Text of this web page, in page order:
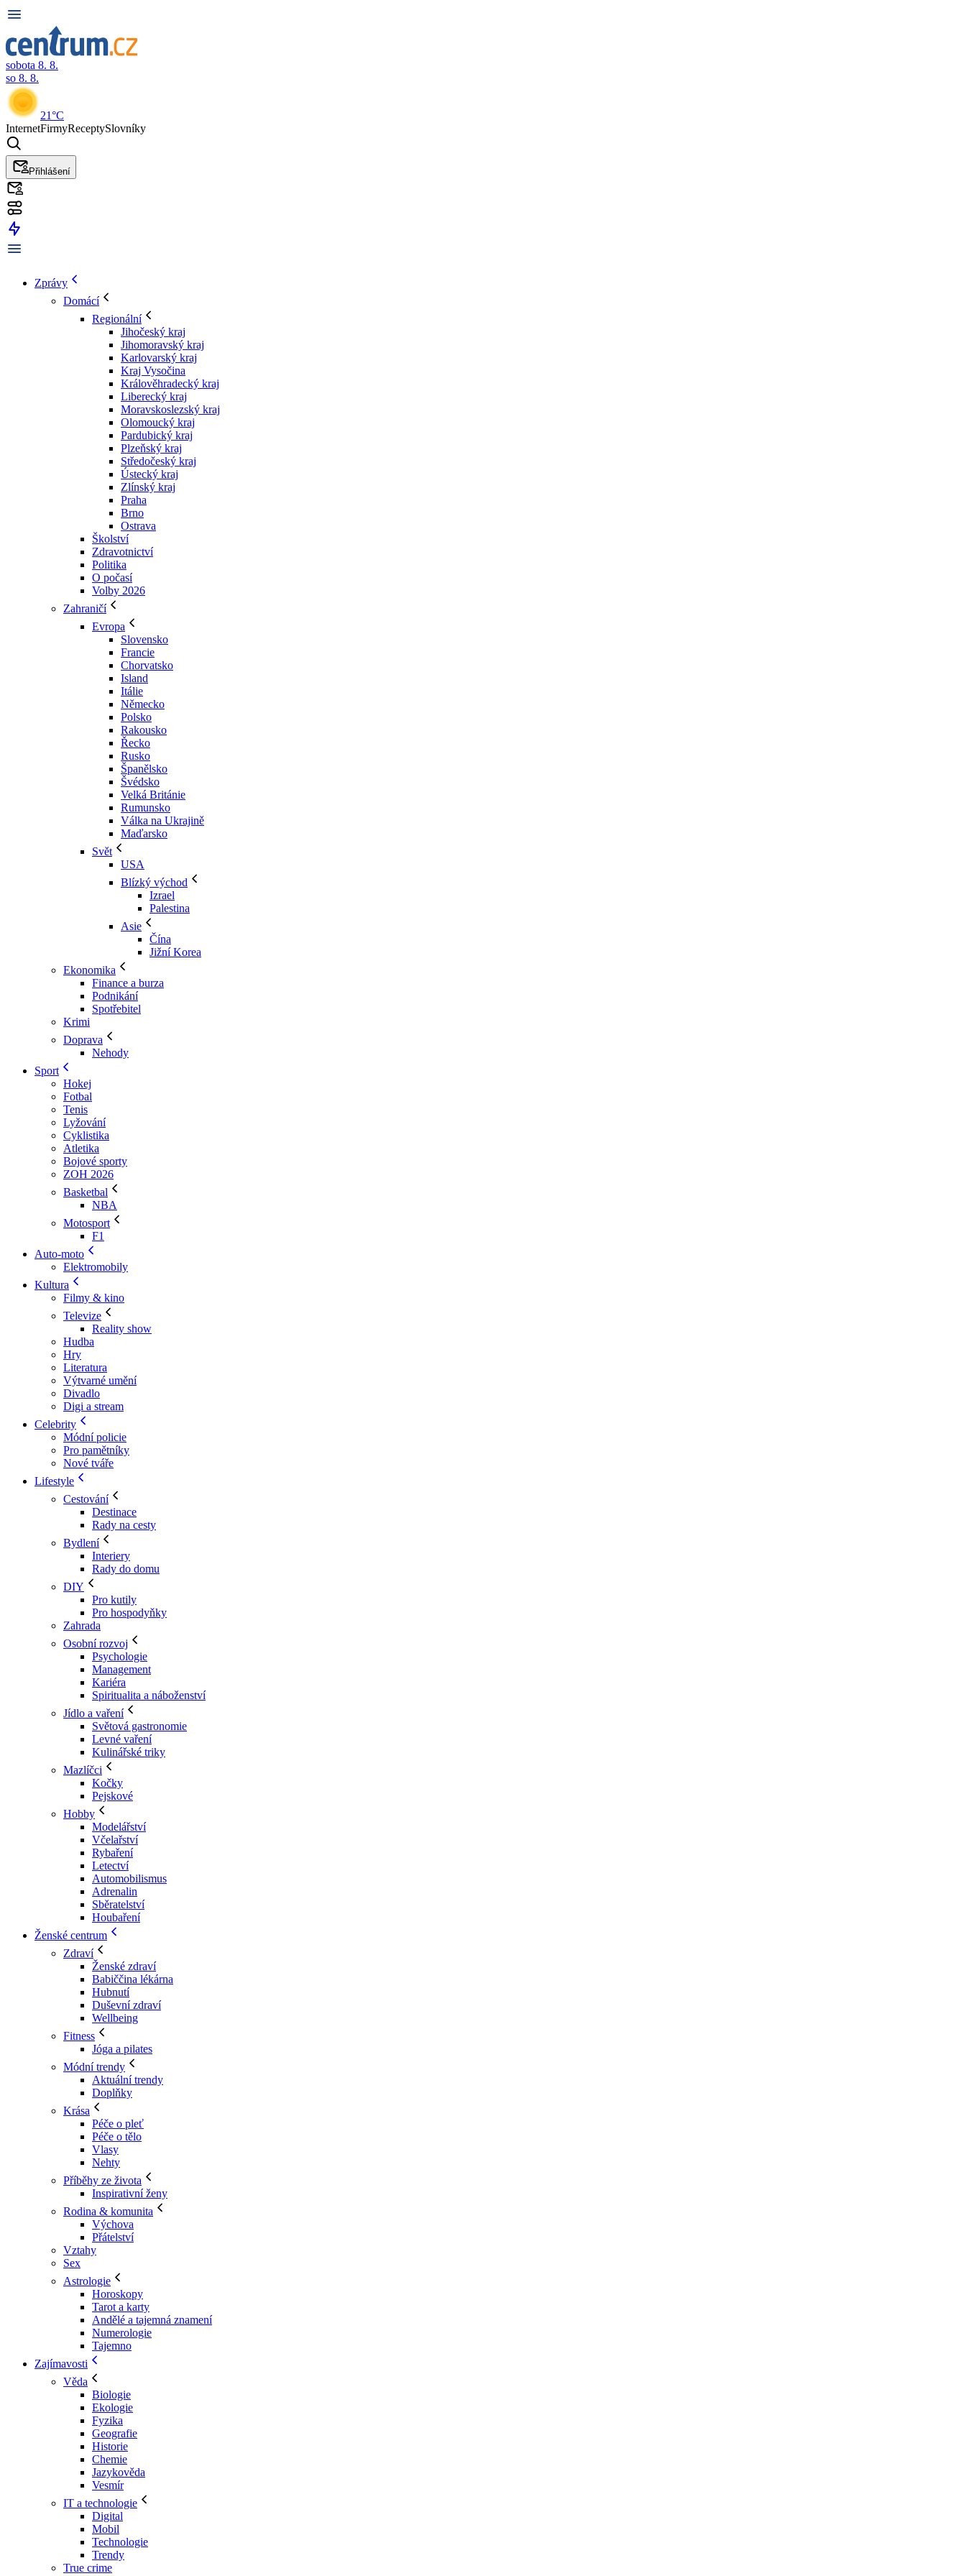
sobota 8. 8.
so 8. 8.
21°C
InternetFirmyReceptySlovníky
Přihlášení
Zprávy
Domácí
Regionální
Jihočeský kraj
Jihomoravský kraj
Karlovarský kraj
Kraj Vysočina
Králověhradecký kraj
Liberecký kraj
Moravskoslezský kraj
Olomoucký kraj
Pardubický kraj
Plzeňský kraj
Středočeský kraj
Ústecký kraj
Zlínský kraj
Praha
Brno
Ostrava
Školství
Zdravotnictví
Politika
O počasí
Volby 2026
Zahraničí
Evropa
Slovensko
Francie
Chorvatsko
Island
Itálie
Německo
Polsko
Rakousko
Řecko
Rusko
Španělsko
Švédsko
Velká Británie
Rumunsko
Válka na Ukrajině
Maďarsko
Svět
USA
Blízký východ
Izrael
Palestina
Asie
Čína
Jižní Korea
Ekonomika
Finance a burza
Podnikání
Spotřebitel
Krimi
Doprava
Nehody
Sport
Hokej
Fotbal
Tenis
Lyžování
Cyklistika
Atletika
Bojové sporty
ZOH 2026
Basketbal
NBA
Motosport
F1
Auto-moto
Elektromobily
Kultura
Filmy & kino
Televize
Reality show
Hudba
Hry
Literatura
Výtvarné umění
Divadlo
Digi a stream
Celebrity
Módní policie
Pro pamětníky
Nové tváře
Lifestyle
Cestování
Destinace
Rady na cesty
Bydlení
Interiery
Rady do domu
DIY
Pro kutily
Pro hospodyňky
Zahrada
Osobní rozvoj
Psychologie
Management
Kariéra
Spiritualita a náboženství
Jídlo a vaření
Světová gastronomie
Levné vaření
Kulinářské triky
Mazlíčci
Kočky
Pejskové
Hobby
Modelářství
Včelařství
Rybaření
Letectví
Automobilismus
Adrenalin
Sběratelství
Houbaření
Ženské centrum
Zdraví
Ženské zdraví
Babiččina lékárna
Hubnutí
Duševní zdraví
Wellbeing
Fitness
Jóga a pilates
Módní trendy
Aktuální trendy
Doplňky
Krása
Péče o pleť
Péče o tělo
Vlasy
Nehty
Příběhy ze života
Inspirativní ženy
Rodina & komunita
Výchova
Přátelství
Vztahy
Sex
Astrologie
Horoskopy
Tarot a karty
Andělé a tajemná znamení
Numerologie
Tajemno
Zajímavosti
Věda
Biologie
Ekologie
Fyzika
Geografie
Historie
Chemie
Jazykověda
Vesmír
IT a technologie
Digital
Mobil
Technologie
Trendy
True crime